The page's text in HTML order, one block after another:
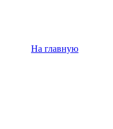
На главную